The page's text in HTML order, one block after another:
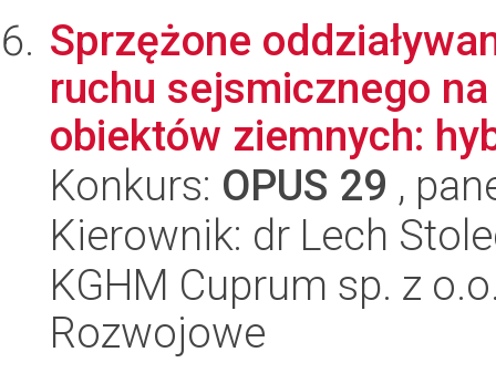
Sprzężone
ruchu sejsmicznego
obiektów ziemnych:
Konkurs: OPUS 29 ,
Kierownik: dr Lech
KGHM Cuprum sp. z
Rozwojowe